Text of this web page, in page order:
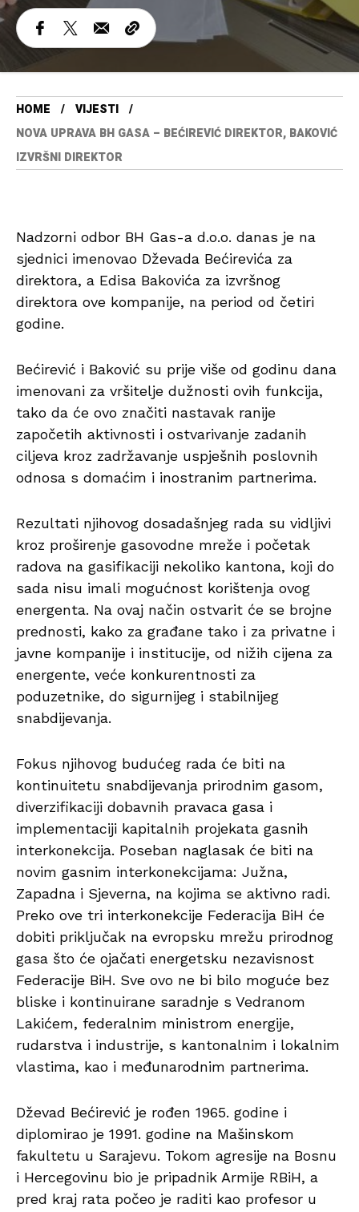
HOME
VIJESTI
NOVA UPRAVA BH GASA – BEĆIREVIĆ DIREKTOR, BAKOVIĆ
IZVRŠNI DIREKTOR
Nadzorni odbor BH Gas-a d.o.o. danas je na
sjednici imenovao Dževada Bećirevića za
direktora, a Edisa Bakovića za izvršnog
direktora ove kompanije, na period od četiri
godine.
Bećirević i Baković su prije više od godinu dana
imenovani za vršitelje dužnosti ovih funkcija,
tako da će ovo značiti nastavak ranije
započetih aktivnosti i ostvarivanje zadanih
ciljeva kroz zadržavanje uspješnih poslovnih
odnosa s domaćim i inostranim partnerima.
Rezultati njihovog dosadašnjeg rada su vidljivi
kroz proširenje gasovodne mreže i početak
radova na gasifikaciji nekoliko kantona, koji do
sada nisu imali mogućnost korištenja ovog
energenta. Na ovaj način ostvarit će se brojne
prednosti, kako za građane tako i za privatne i
javne kompanije i institucije, od nižih cijena za
energente, veće konkurentnosti za
poduzetnike, do sigurnijeg i stabilnijeg
snabdijevanja.
Fokus njihovog budućeg rada će biti na
kontinuitetu snabdijevanja prirodnim gasom,
diverzifikaciji dobavnih pravaca gasa i
implementaciji kapitalnih projekata gasnih
interkonekcija. Poseban naglasak će biti na
novim gasnim interkonekcijama: Južna,
Zapadna i Sjeverna, na kojima se aktivno radi.
Preko ove tri interkonekcije Federacija BiH će
dobiti priključak na evropsku mrežu prirodnog
gasa što će ojačati energetsku nezavisnost
Federacije BiH. Sve ovo ne bi bilo moguće bez
bliske i kontinuirane saradnje s Vedranom
Lakićem, federalnim ministrom energije,
rudarstva i industrije, s kantonalnim i lokalnim
vlastima, kao i međunarodnim partnerima.
Dževad Bećirević je rođen 1965. godine i
diplomirao je 1991. godine na Mašinskom
fakultetu u Sarajevu. Tokom agresije na Bosnu
i Hercegovinu bio je pripadnik Armije RBiH, a
pred kraj rata počeo je raditi kao profesor u